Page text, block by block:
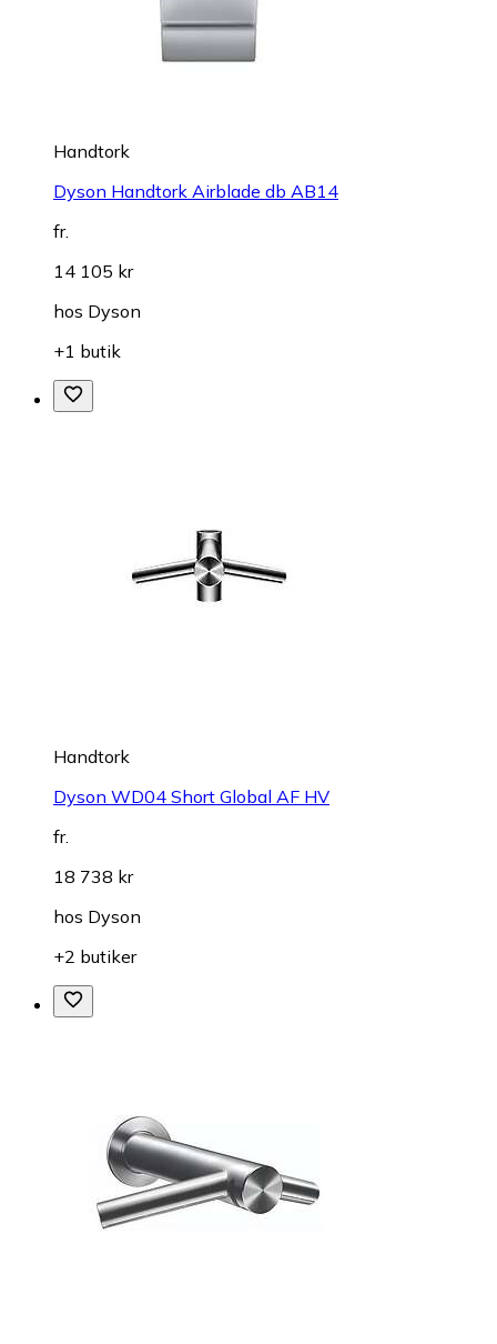
Handtork
Dyson Handtork Airblade db AB14
fr.
14 105 kr
hos Dyson
+1 butik
Handtork
Dyson WD04 Short Global AF HV
fr.
18 738 kr
hos Dyson
+2 butiker